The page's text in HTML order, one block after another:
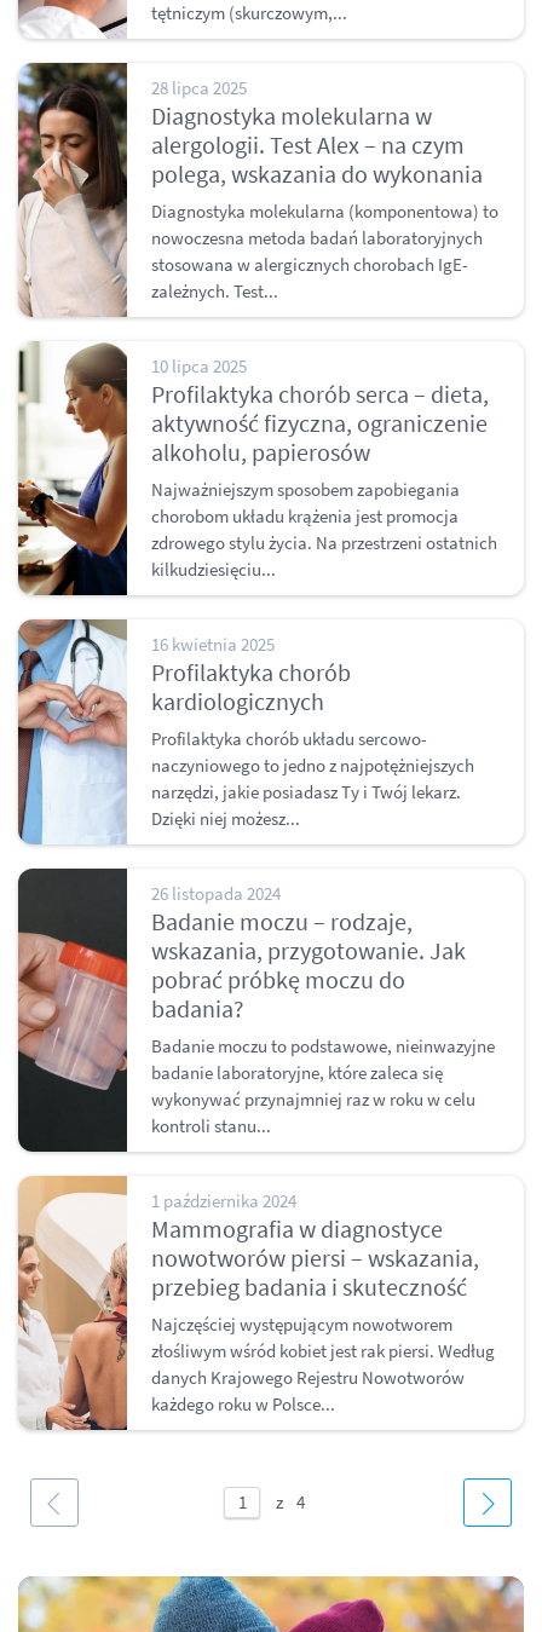
tętniczym (skurczowym,...
28 lipca 2025
Diagnostyka molekularna w
alergologii. Test Alex – na czym
polega, wskazania do wykonania
Diagnostyka molekularna (komponentowa) to
nowoczesna metoda badań laboratoryjnych
stosowana w alergicznych chorobach IgE-
zależnych. Test...
10 lipca 2025
Profilaktyka chorób serca – dieta,
aktywność fizyczna, ograniczenie
alkoholu, papierosów
Najważniejszym sposobem zapobiegania
chorobom układu krążenia jest promocja
zdrowego stylu życia. Na przestrzeni ostatnich
kilkudziesięciu...
16 kwietnia 2025
Profilaktyka chorób
kardiologicznych
Profilaktyka chorób układu sercowo-
naczyniowego to jedno z najpotężniejszych
narzędzi, jakie posiadasz Ty i Twój lekarz.
Dzięki niej możesz...
26 listopada 2024
Badanie moczu – rodzaje,
wskazania, przygotowanie. Jak
pobrać próbkę moczu do
badania?
Badanie moczu to podstawowe, nieinwazyjne
badanie laboratoryjne, które zaleca się
wykonywać przynajmniej raz w roku w celu
kontroli stanu...
1 października 2024
Mammografia w diagnostyce
nowotworów piersi – wskazania,
przebieg badania i skuteczność
Najczęściej występującym nowotworem
złośliwym wśród kobiet jest rak piersi. Według
danych Krajowego Rejestru Nowotworów
każdego roku w Polsce...